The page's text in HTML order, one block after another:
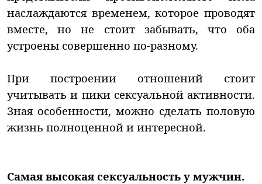
наслаждаются временем, которое проводят
вместе, но не стоит забывать, что оба
устроены совершенно по-разному.
При построении отношений стоит
учитывать и пики сексуальной активности.
Зная особенности, можно сделать половую
жизнь полноценной и интересной.
Самая высокая сексуальность у мужчин.